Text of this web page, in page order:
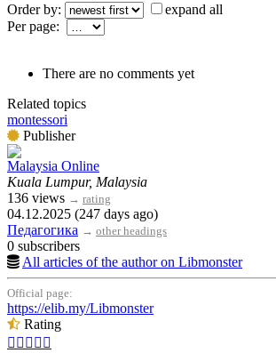
Order by:
expand all
Per page:
There are no comments yet
Related topics
montessori
Publisher
Malaysia Online
Kuala Lumpur, Malaysia
136 views → rating
04.12.2025 (247 days ago)
Педагогика → other headings
0 subscribers
All articles of the author on Libmonster
Official page:
https://elib.my/Libmonster
Rating
    